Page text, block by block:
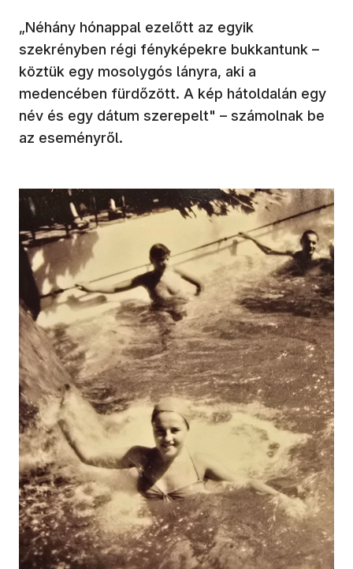
„Néhány hónappal ezelőtt az egyik
szekrényben régi fényképekre bukkantunk –
köztük egy mosolygós lányra, aki a
medencében fürdőzött. A kép hátoldalán egy
név és egy dátum szerepelt" – számolnak be
az eseményről.